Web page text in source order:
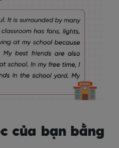
của bạn bằng